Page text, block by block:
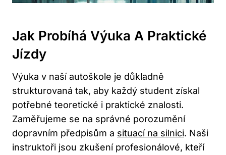
Jak Probíhá Výuka A Praktické
Jízdy
Výuka v naší autoškole je důkladně
strukturovaná tak, aby každý student získal
potřebné teoretické i praktické znalosti.
Zaměřujeme se na správné porozumění
dopravním předpisům a situací na silnici. Naši
instruktoři jsou zkušení profesionálové, kteří